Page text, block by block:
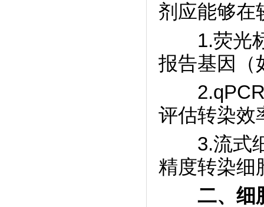
剂应能够在
1.荧光标
报告基因（
2.qPCR
评估转染效
3.流式细
精度转染细
二、细